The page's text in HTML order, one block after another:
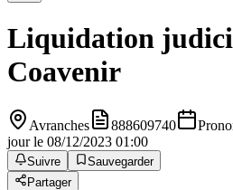
Liquidation
Coavenir
Avranches 888609740
jour le 08/12/2023 01:00
Suivre
Sauvegarder
Partager